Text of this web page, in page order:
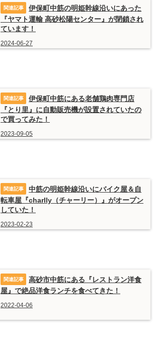
伊保町中筋の明姫幹線沿いにあった
『ヤマト運輸 高砂松陽センター』が閉鎖され
ています！
2024-06-27
伊保町中筋にある老舗鶏肉専門店
『とり里』に自動販売機が設置されていたの
で買ってみた！
2023-09-05
中筋の明姫幹線沿いにバイク屋＆自
転車屋『charlly（チャーリー）』がオープン
していた！
2023-02-23
高砂市中筋にある『レストラン洋食
屋』で絶品洋食ランチを食べてきた！
2022-04-06